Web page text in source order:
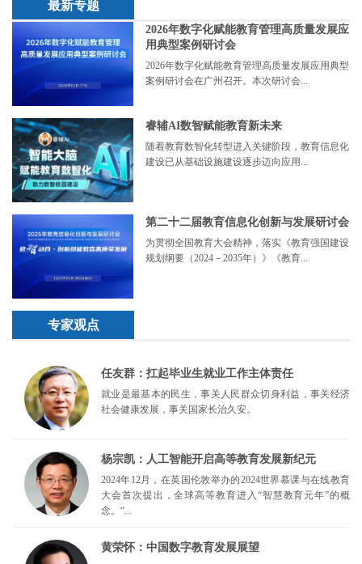
最新专题
2026年数字化赋能教育管理高质量发展应
用典型案例研讨会
2026年数字化赋能教育管理高质量发展应用典型
案例研讨会在广州召开。本次研讨会...
睿辅AI数智赋能教育新未来
随着教育数智化转型进入关键阶段，教育信息化
建设已从基础设施建设逐步迈向应用...
第二十二届教育信息化创新与发展研讨会
为贯彻全国教育大会精神，落实《教育强国建设
规划纲要（2024－2035年）》《教育...
专家观点
任友群：扛起毕业生就业工作主体责任
就业是最基本的民生，事关人民群众切身利益，事关经济
社会健康发展，事关国家长治久安。
杨宗凯：人工智能开启高等教育发展新纪元
2024年12月，在英国伦敦举办的2024世界慕课与在线教育
大会首次提出，全球高等教育进入“智慧教育元年”的概
念。“...
黄荣怀：中国数字教育发展展望